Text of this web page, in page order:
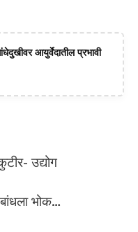
आयुर्वेदातील प्रभावी
उद्योग
बांधला भोक…